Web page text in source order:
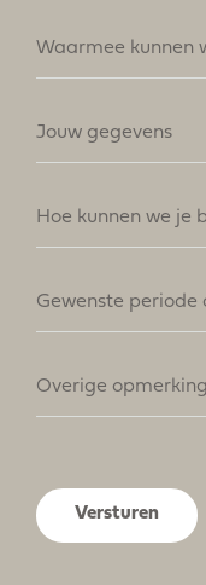
Waarmee kunnen
Jouw gegevens
Hoe kunnen we je
Gewenste periode
Overige